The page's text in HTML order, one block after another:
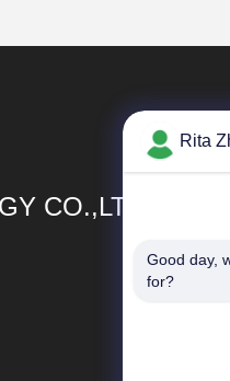
CO.,LTD
Rita
Good day,
for?